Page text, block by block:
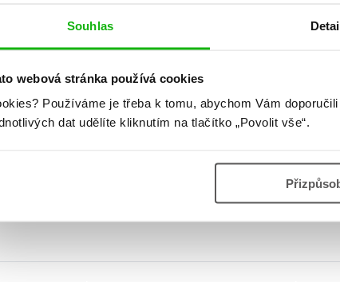
Souhlas
webová stránka používá cookies
Používáme je třeba k tomu, abychom Vám
dat udělíte kliknutím na tlačítko „Povolit vše“.